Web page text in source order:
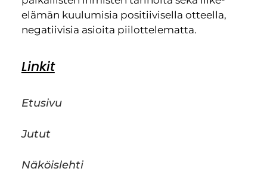
elämän kuulumisia positiivisella otteella,
negatiivisia asioita piilottelematta.
Linkit
Etusivu
Jutut
Näköislehti